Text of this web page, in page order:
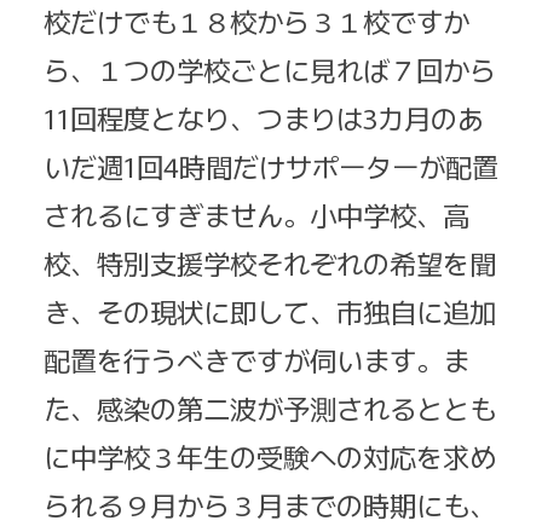
校だけでも１８校から３１校ですか
ら、１つの学校ごとに見れば７回から
11回程度となり、つまりは3カ月のあ
いだ週1回4時間だけサポーターが配置
されるにすぎません。小中学校、高
校、特別支援学校それぞれの希望を聞
き、その現状に即して、市独自に追加
配置を行うべきですが伺います。ま
た、感染の第二波が予測されるととも
に中学校３年生の受験への対応を求め
られる９月から３月までの時期にも、